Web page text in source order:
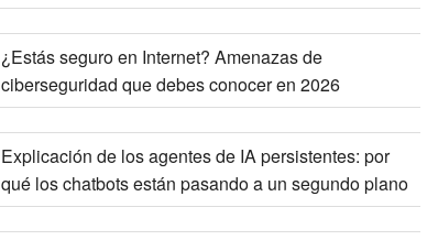
¿Estás seguro en Internet? Amenazas de
ciberseguridad que debes conocer en 2026
Explicación de los agentes de IA persistentes: por
qué los chatbots están pasando a un segundo plano